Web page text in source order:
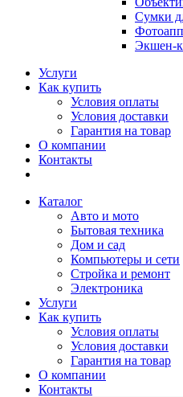
Сумки
Экшен-
Услуги
Как купить
Условия оплаты
Условия доставки
Гарантия на товар
О компании
Контакты
Каталог
Авто и мото
Бытовая техника
Дом и сад
Компьютеры и сети
Стройка и ремонт
Электроника
Услуги
Как купить
Условия оплаты
Условия доставки
Гарантия на товар
О компании
Контакты